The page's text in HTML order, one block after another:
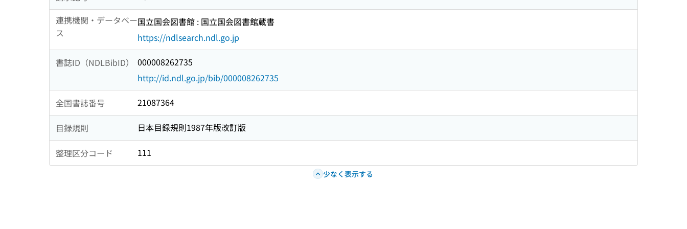
連携機関・データベー
ス
国立国会図書館 : 国立国会図書館蔵書
https://ndlsearch.ndl.go.jp
書誌ID（NDLBibID）
000008262735
http://id.ndl.go.jp/bib/000008262735
全国書誌番号 21087364
目録規則 日本目録規則1987年版改訂版
整理区分コード 111
少なく表示する